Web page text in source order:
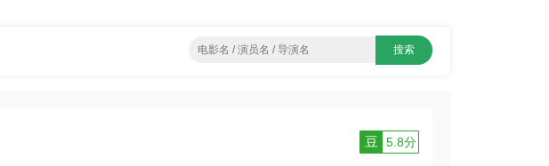
豆 5.8分